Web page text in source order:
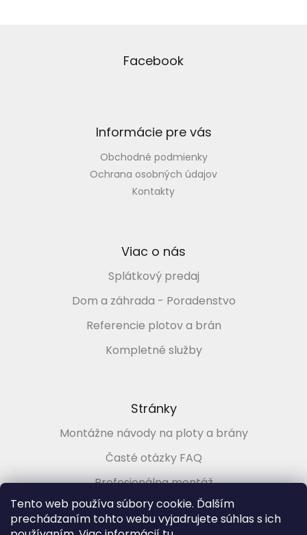
Tento web používa súbory cookie. Ďalším
prechádzaním tohto webu vyjadrujete súhlas s ich
Facebook
Informácie pre vás
Obchodné podmienky
Ochrana osobných údajov
Kontakty
Viac o nás
Splátkový predaj
Dom a záhrada - Poradenstvo
Referencie plotov a brán
Kompletné služby
Stránky
Montážne návody na ploty a brány
Časté otázky FAQ
Profesionálna montáž
Poradenstvo zadarmo